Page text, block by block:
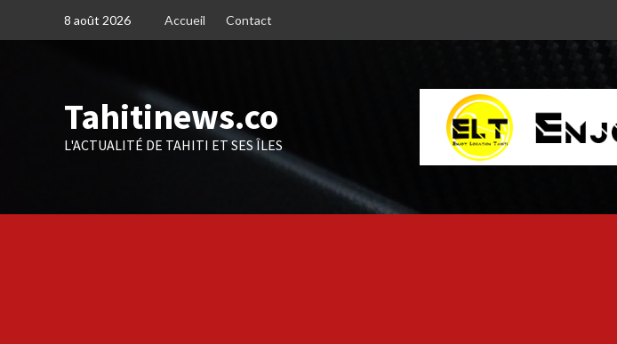
8 août 2026 Accueil Contact
Tahitinews.co
L'ACTUALITÉ DE TAHITI ET SES ÎLES